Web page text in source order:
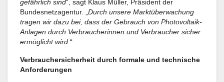
gefährlich sind“, sagt Klaus Müller, Präsident der
Bundesnetzagentur. „Durch unsere Marktüberwachung
tragen wir dazu bei, dass der Gebrauch von Photovoltaik-
Anlagen durch Verbraucherinnen und Verbraucher sicher
ermöglicht wird.“
Verbrauchersicherheit durch formale und technische
Anforderungen